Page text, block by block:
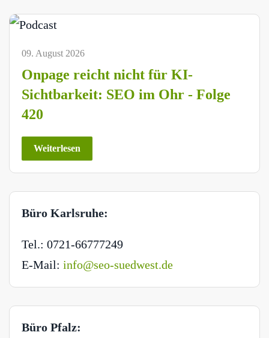
09. August 2026
Onpage reicht nicht für KI-
Sichtbarkeit: SEO im Ohr - Folge
420
Weiterlesen
Büro Karlsruhe:
Tel.: 0721-66777249
E-Mail: info@seo-suedwest.de
Büro Pfalz: